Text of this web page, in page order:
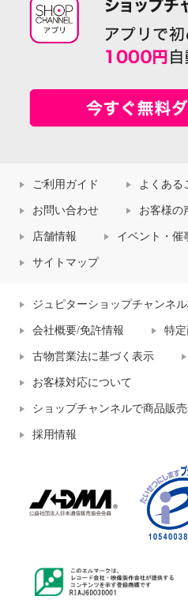
ご利用ガイド よくある
お問い合わせ お客様の
店舗情報 イベント・催
サイトマップ
ジュピターショップチャンネ
会社概要/免許情報 特
古物営業法に基づく表示
お客様対応について
ショップチャンネルで商品販
採用情報